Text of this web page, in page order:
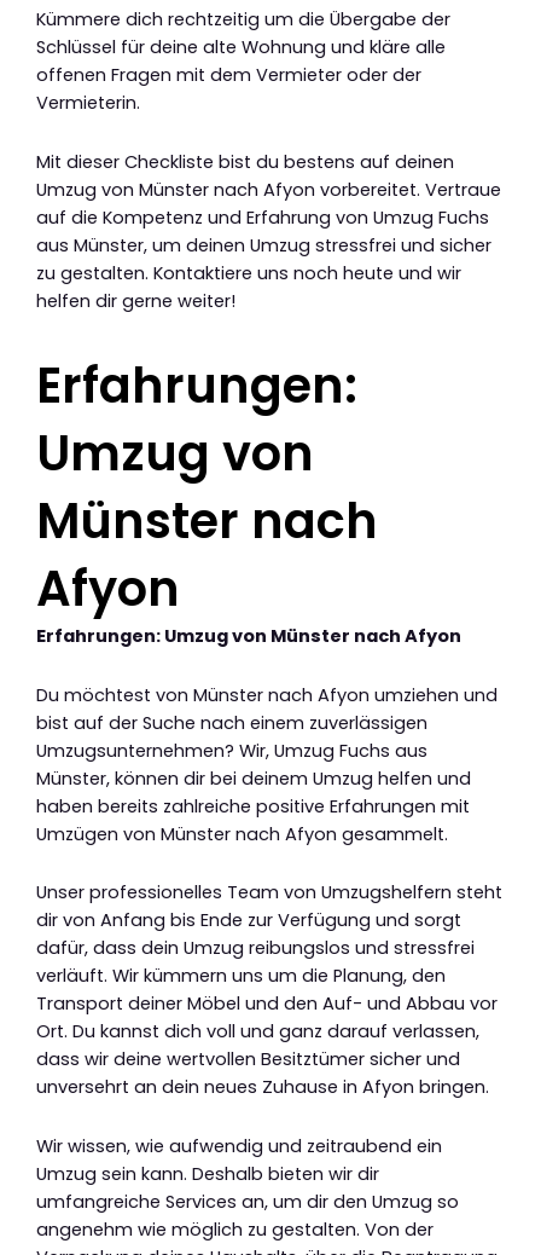
Kümmere dich rechtzeitig um die Übergabe der
Schlüssel für deine alte Wohnung und kläre alle
offenen Fragen mit dem Vermieter oder der
Vermieterin.
Mit dieser Checkliste bist du bestens auf deinen
Umzug von Münster nach Afyon vorbereitet. Vertraue
auf die Kompetenz und Erfahrung von Umzug Fuchs
aus Münster, um deinen Umzug stressfrei und sicher
zu gestalten. Kontaktiere uns noch heute und wir
helfen dir gerne weiter!
Erfahrungen:
Umzug von
Münster nach
Afyon
Erfahrungen: Umzug von Münster nach Afyon
Du möchtest von Münster nach Afyon umziehen und
bist auf der Suche nach einem zuverlässigen
Umzugsunternehmen? Wir, Umzug Fuchs aus
Münster, können dir bei deinem Umzug helfen und
haben bereits zahlreiche positive Erfahrungen mit
Umzügen von Münster nach Afyon gesammelt.
Unser professionelles Team von Umzugshelfern steht
dir von Anfang bis Ende zur Verfügung und sorgt
dafür, dass dein Umzug reibungslos und stressfrei
verläuft. Wir kümmern uns um die Planung, den
Transport deiner Möbel und den Auf- und Abbau vor
Ort. Du kannst dich voll und ganz darauf verlassen,
dass wir deine wertvollen Besitztümer sicher und
unversehrt an dein neues Zuhause in Afyon bringen.
Wir wissen, wie aufwendig und zeitraubend ein
Umzug sein kann. Deshalb bieten wir dir
umfangreiche Services an, um dir den Umzug so
angenehm wie möglich zu gestalten. Von der